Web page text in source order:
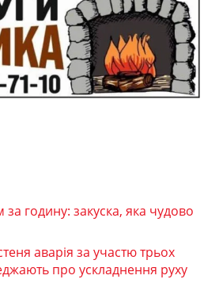
годину: закуска, яка чудово
аварія за участю трьох
про ускладнення руху